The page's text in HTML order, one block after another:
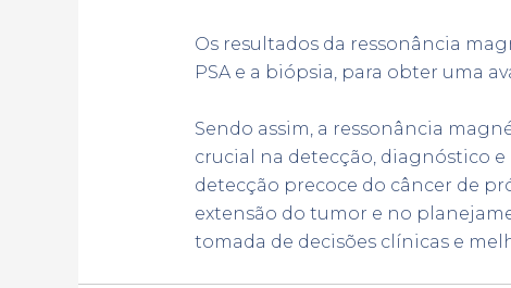
Os resultados da ressonância
PSA e a biópsia, para obter uma
Sendo assim, a ressonância
crucial na detecção, diagnóstico
detecção precoce do câncer de
extensão do tumor e no
tomada de decisões clínicas e